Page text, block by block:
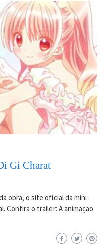
Gi Charat
obra, o site oficial da mini-
Confira o trailer: A animação